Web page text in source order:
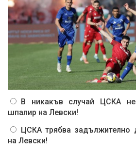
В никакъв случай ЦСКА
шпалир на Левски!
ЦСКА трябва задължително
на Левски!